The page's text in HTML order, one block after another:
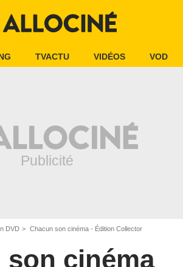
TVACTU VIDÉOS VOD
DVD Chacun son cinéma - Édition Collector
son cinéma